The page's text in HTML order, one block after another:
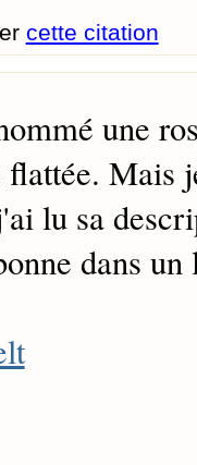
cette citation
une
Mais
lu sa
dans